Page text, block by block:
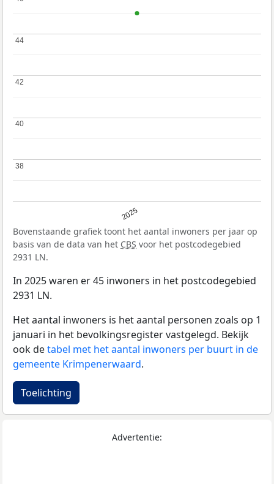
2025
38
38
40
40
42
42
44
44
Bovenstaande grafiek toont het aantal inwoners per jaar op
basis van de data van het CBS voor het postcodegebied
2931 LN.
In 2025 waren er 45 inwoners in het postcodegebied
2931 LN.
Het aantal inwoners is het aantal personen zoals op 1
januari in het bevolkingsregister vastgelegd. Bekijk
ook detabel met het aantal inwoners per buurt in de
gemeente Krimpenerwaard.
Toelichting
Advertentie: